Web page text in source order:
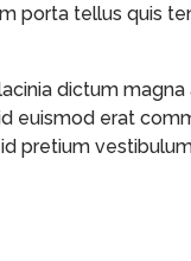
porta tellus quis
dictum
euismod erat
pretium